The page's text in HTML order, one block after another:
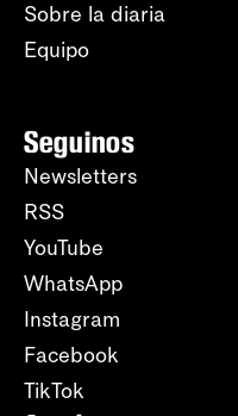
Sobre la diaria
Equipo
Seguinos
Newsletters
RSS
YouTube
WhatsApp
Instagram
Facebook
TikTok